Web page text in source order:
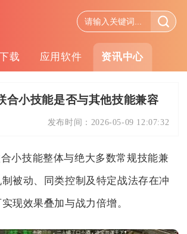
载 应用软件 资讯中心
合小技能是否与其他技能兼容
发布时间： 2026-05-09 12:07:32
小技能整体与绝大多数常规技能兼
被动、同类控制及特定战法存在冲
现效果叠加与战力倍增。